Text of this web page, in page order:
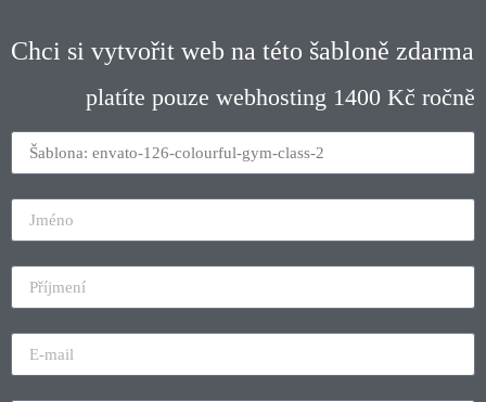
Chci si vytvořit web na této šabloně zdarma
platíte pouze webhosting 1400 Kč ročně